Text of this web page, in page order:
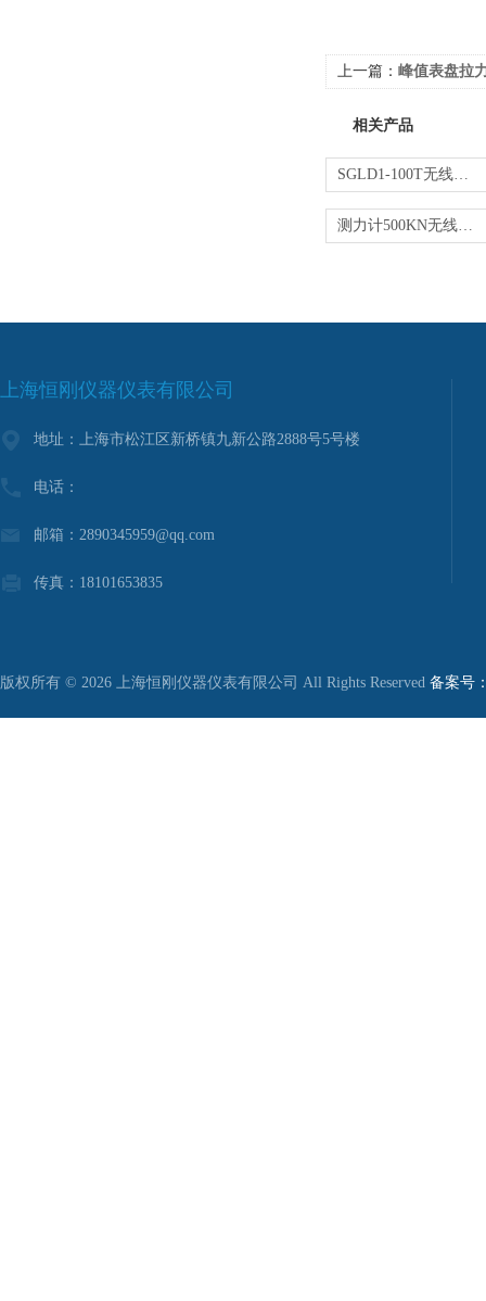
上一篇： 峰值表盘拉
相关产品
SGLD1-100T无线式测力计 无线牵引力测试仪
测力计500KN无线式测力计
上海恒刚仪器仪表有限公司
地址：上海市松江区新桥镇九新公路2888号5号楼
电话：
邮箱：2890345959@qq.com
传真：18101653835
版权所有 © 2026 上海恒刚仪器仪表有限公司 All Rights Reserved 备案号